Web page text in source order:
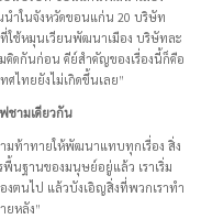
นำในจังหวัดขอนแก่น 20 บริษัท
ใช้หมุนเวียนพัฒนาเมือง บริษัทละ
คิดกันก่อน คีย์สำคัญของเรื่องนี้ก็คือ
ไทยยังไม่เกิดขึ้นเลย”
ชามเดียวกัน
ามท้าทายให้พัฒนาแทบทุกเรื่อง สิ่ง
นฐานของมนุษย์อยู่แล้ว เราเริ่ม
ตนไป แล้วบังเอิญสิ่งที่พวกเราทำ
หลัง”